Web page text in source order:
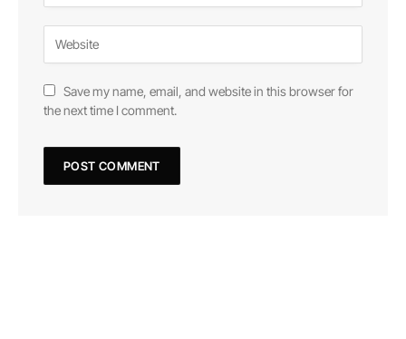
Save my name, email, and website in this browser for
the next time I comment.